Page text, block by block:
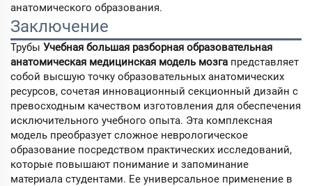
анатомического образования.
Заключение
Трубы Учебная большая разборная образовательная
анатомическая медицинская модель мозга представляет
собой высшую точку образовательных анатомических
ресурсов, сочетая инновационный секционный дизайн с
превосходным качеством изготовления для обеспечения
исключительного учебного опыта. Эта комплексная
модель преобразует сложное неврологическое
образование посредством практических исследований,
которые повышают понимание и запоминание
материала студентами. Ее универсальное применение в